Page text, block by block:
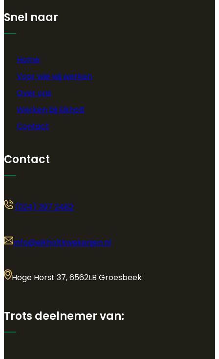
Snel naar
Home
Voor wie wij werken
Over ons
Werken bij Eikholt
Contact
Contact
(024) 397 2482
info@eikholtkwekerijen.nl
Hoge Horst 37, 6562LB Groesbeek
Trots deelnemer van: